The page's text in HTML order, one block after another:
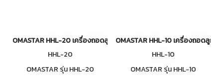
OMASTAR HHL-20 เครื่องถอดลูกปืนเฟือง ไฮดรอลิค 20 ตัน
HHL-20
OMASTAR รุ่น HHL-20
OMASTAR HHL-10 เครื่องถอดลูกปื
HHL-10
OMASTAR รุ่น HHL-10